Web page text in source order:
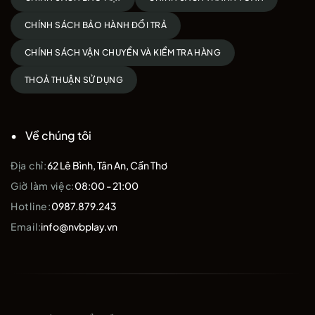
– Asia Colorway
chính là sự đầu tư xứng đáng trong năm 2025.
Xem thêm các sản phẩm PICKLEBAL
Liên hệ ngay tại fanpage!
CHÍNH SÁCH BẢO HÀNH ĐỔI TRẢ
CHÍNH SÁCH VẬN CHUYỂN VÀ KIỂM TRA HÀNG
THOẢ THUẬN SỬ DỤNG
Về chúng tôi
Địa chỉ:62 Lê Bình, Tân An, Cần Thơ
Giờ làm việc:08:00 - 21:00
Hotline:0987.879.243
Email:info@nvbplay.vn